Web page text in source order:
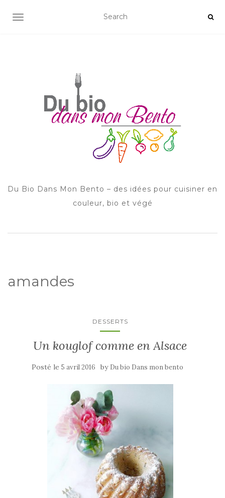
AFFICHER/MASQUER LA NAVIGATION
Du Bio Dans Mon Bento – des idées pour cuisiner en
couleur, bio et végé
amandes
DESSERTS
Un kouglof comme en Alsace
Posté le 5 avril 2016 by Du bio Dans mon bento